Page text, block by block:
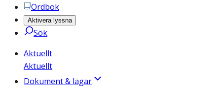
Ordbok
Aktivera lyssna
Sök
Aktuellt
Aktuellt
Dokument & lagar